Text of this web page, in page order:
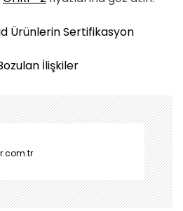
Ürünlerin Sertifikasyon
İlişkiler